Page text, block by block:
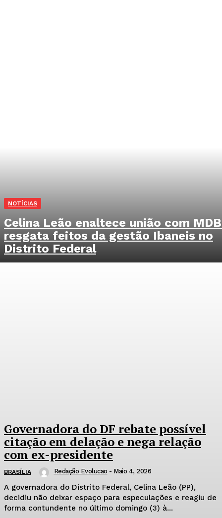
NOTÍCIAS
Celina Leão enaltece união com
resgata feitos da gestão Ibaneis no
Distrito Federal
Governadora do DF rebate possível
citação em delação e nega relação
com ex-presidente
BRASÍLIA Redação Evolucao - Maio 4, 2026
A governadora do Distrito Federal, Celina Leão (PP),
decidiu não deixar espaço para especulações e reagiu de
forma contundente no último domingo (3) à...